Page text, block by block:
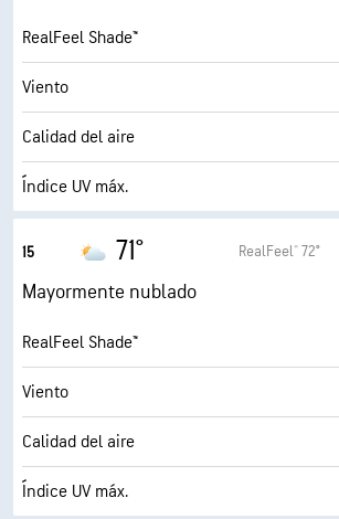
Punto de rocío
AccuLumen Brightness Index™
Nubosidad
Visibilidad
RealFeel Shade™
Viento
Calidad del aire
Índice UV máx.
Humedad
Punto de rocío
AccuLumen Brightness Index™
Nubosidad
Visibilidad
15 71° RealFeel® 72°
Mayormente nublado
RealFeel Shade™
Viento
Calidad del aire
Índice UV máx.